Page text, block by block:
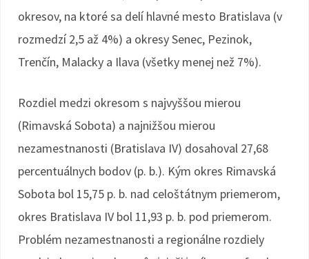
okresov, na ktoré sa delí hlavné mesto Bratislava (v
rozmedzí 2,5 až 4%) a okresy Senec, Pezinok,
Trenčín, Malacky a Ilava (všetky menej než 7%).
Rozdiel medzi okresom s najvyššou mierou
(Rimavská Sobota) a najnižšou mierou
nezamestnanosti (Bratislava IV) dosahoval 27,68
percentuálnych bodov (p. b.). Kým okres Rimavská
Sobota bol 15,75 p. b. nad celoštátnym priemerom,
okres Bratislava IV bol 11,93 p. b. pod priemerom.
Problém nezamestnanosti a regionálne rozdiely